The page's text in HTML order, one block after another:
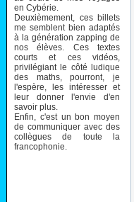
en Cybérie.
Deuxièmement, ces billets
me semblent bien adaptés
à la génération zapping de
nos élèves. Ces textes
courts et ces vidéos,
privilégiant le côté ludique
des maths, pourront, je
l'espère, les intéresser et
leur donner l'envie d'en
savoir plus.
Enfin, c'est un bon moyen
de communiquer avec des
collègues de toute la
francophonie.